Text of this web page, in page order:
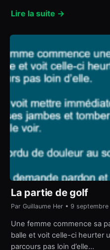
Lire la suite →
La partie de golf
Par Guillaume Her • 9
Une femme commence sa
balle et voit celle-ci heurter
parcours pas loin d’elle…